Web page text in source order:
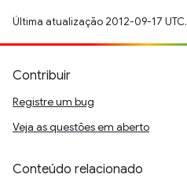
Última atualização 2012-09-17 UTC.
Contribuir
Registre um bug
Veja as questões em aberto
Conteúdo relacionado